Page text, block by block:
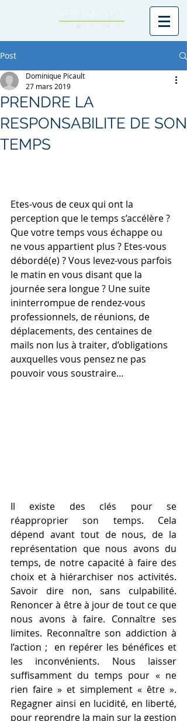
Post
PRENDRE LA
RESPONSABILITE DE SON
TEMPS
Dominique Picault
27 mars 2019
Etes-vous de ceux qui ont la
perception que le temps s’accélère ?
Que votre temps vous échappe ou
ne vous appartient plus ? Etes-vous
débordé(e) ? Vous levez-vous parfois
le matin en vous disant que la
journée sera longue ? Une suite
ininterrompue de rendez-vous
professionnels, de réunions, de
déplacements, des centaines de
mails non lus à traiter, d’obligations
auxquelles vous pensez ne pas
pouvoir vous soustraire…
Il existe des clés pour se
réapproprier son temps. Cela
dépend avant tout de nous, de la
représentation que nous avons du
temps, de notre capacité à faire des
choix et à hiérarchiser nos activités.
Savoir dire non, sans culpabilité.
Renoncer à être à jour de tout ce que
nous avons à faire. Connaître ses
limites. Reconnaître son addiction à
l’action ;  en repérer les bénéfices et
les inconvénients. Nous laisser
suffisamment du temps pour « ne
rien faire » et simplement « être ».
Regagner ainsi en lucidité, en liberté,
pour reprendre la main sur la gestion